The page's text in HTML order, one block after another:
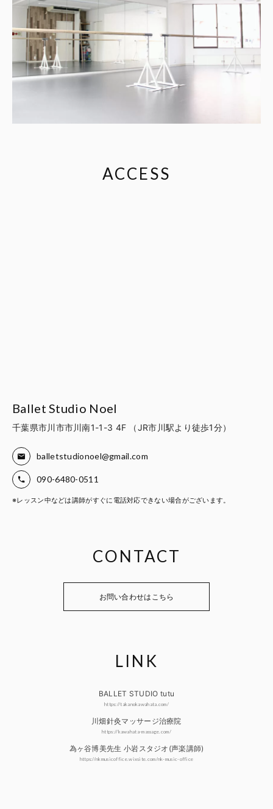
ACCESS
Ballet Studio Noel
千葉県市川市市川南1-1-3 4F （JR市川駅より徒歩1分）
balletstudionoel@gmail.com
090-6480-0511
※レッスン中などは講師がすぐに電話対応できない場合がございます。
CONTACT
お問い合わせはこちら
LINK
BALLET STUDIO tutu
https://takanokawahata.com/
川畑針灸マッサージ治療院
https://kawahata-massage.com/
為ヶ谷博美先生 小岩スタジオ(声楽講師)
https://nkmusicoffice.wixsite.com/nk-music-office